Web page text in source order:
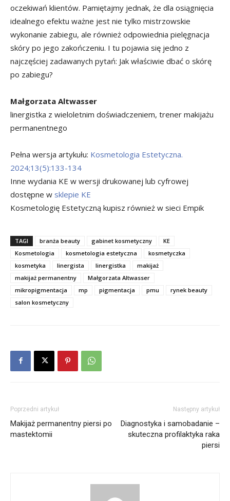
oczekiwań klientów. Pamiętajmy jednak, że dla osiągnięcia
idealnego efektu ważne jest nie tylko mistrzowskie
wykonanie zabiegu, ale również odpowiednia pielęgnacja
skóry po jego zakończeniu. I tu pojawia się jedno z
najczęściej zadawanych pytań: Jak właściwie dbać o skórę
po zabiegu?
Małgorzata Altwasser
linergistka z wieloletnim doświadczeniem, trener makijażu
permanentnego
Pełna wersja artykułu: Kosmetologia Estetyczna.
2024;13(5):133-134
Inne wydania KE w wersji drukowanej lub cyfrowej
dostępne w sklepie KE
Kosmetologię Estetyczną kupisz również w sieci Empik
TAGI branża beauty gabinet kosmetyczny
KE
Kosmetologia
kosmetologia estetyczna
kosmetyczka
kosmetyka
linergista linergistka
makijaż
makijaż permanentny
Małgorzata Altwasser
mikropigmentacja
mp pigmentacja pmu
rynek beauty
salon kosmetyczny
Poprzedni artykuł
Makijaż permanentny piersi po
mastektomii
Następny artykuł
Diagnostyka i samobadanie –
skuteczna profilaktyka raka
piersi